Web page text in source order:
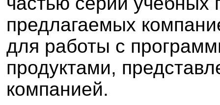
предлагаемых
для работы с
продуктами,
компанией.